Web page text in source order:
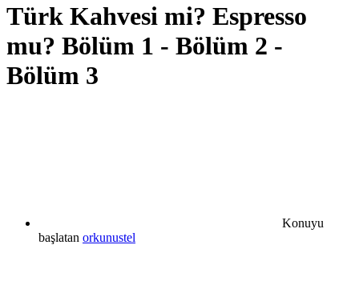
Türk Kahvesi mi? Espresso
mu? Bölüm 1 - Bölüm 2 -
Bölüm 3
Konuyu
başlatan orkunustel